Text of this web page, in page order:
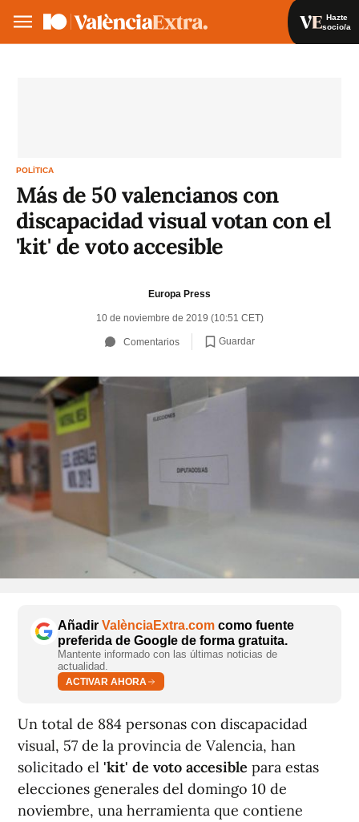
Hazte
socio/a
POLÍTICA
Más de 50 valencianos con
discapacidad visual votan con el
'kit' de voto accesible
Europa Press
10 de noviembre de 2019 (10:51 CET)
Comentarios Guardar
Añadir ValènciaExtra.com como fuente
preferida de Google de forma gratuita.
Mantente informado con las últimas noticias de
actualidad.
ACTIVAR AHORA
Un total de 884 personas con discapacidad
visual, 57 de la provincia de Valencia, han
solicitado el 'kit' de voto accesible para estas
elecciones generales del domingo 10 de
noviembre, una herramienta que contiene